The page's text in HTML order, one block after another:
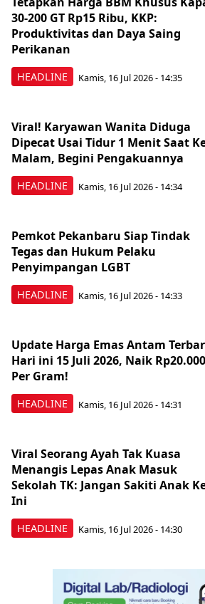
HEADLINE
30-200 GT Rp15 Ribu, KKP:
Produktivitas dan Daya Saing
Perikanan
Kamis, 16 Jul 2026 - 14:35
HEADLINE
Viral! Karyawan Wanita Diduga
Dipecat Usai Tidur 1 Menit Saat
Malam, Begini Pengakuannya
Kamis, 16 Jul 2026 - 14:34
HEADLINE
Pemkot Pekanbaru Siap Tindak
Tegas dan Hukum Pelaku
Penyimpangan LGBT
Kamis, 16 Jul 2026 - 14:33
HEADLINE
Update Harga Emas Antam
Hari ini 15 Juli 2026, Naik Rp20.000
Per Gram!
Kamis, 16 Jul 2026 - 14:31
HEADLINE
Viral Seorang Ayah Tak Kuasa
Menangis Lepas Anak Masuk
Sekolah TK: Jangan Sakiti Anak
Ini
Kamis, 16 Jul 2026 - 14:30